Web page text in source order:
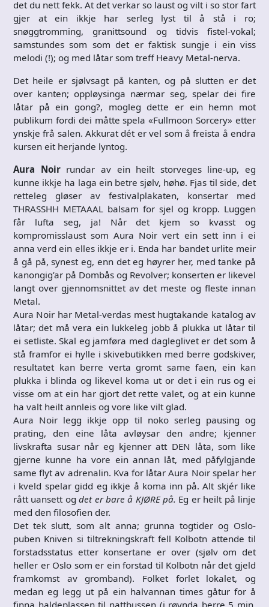
det du nett fekk. At det verkar so laust og vilt i so stor fart
gjer at ein ikkje har serleg lyst til å stå i ro;
snøggtromming, granittsound og tidvis fistel-vokal;
samstundes som som det er faktisk sungje i ein viss
melodi (!); og med låtar som treff Heavy Metal-nerva.
Det heile er sjølvsagt på kanten, og på slutten er det
over kanten; oppløysinga nærmar seg, spelar dei fire
låtar på ein gong?, mogleg dette er ein hemn mot
publikum fordi dei måtte spela «Fullmoon Sorcery» etter
ynskje frå salen. Akkurat dét er vel som å freista å endra
kursen eit herjande lyntog.
Aura Noirrundar av ein heilt storveges line-up, eg
kunne ikkje ha laga ein betre sjølv, høhø. Fjas til side, det
retteleg gløser av festivalplakaten, konsertar med
THRASSHH METAAAL balsam for sjel og kropp. Luggen
får lufta seg, ja! Når det kjem so kvasst og
kompromisslaust som Aura Noir vert ein sett inn i ei
anna verd ein elles ikkje er i. Enda har bandet urlite meir
å gå på, synest eg, enn det eg høyrer her, med tanke på
kanongig’ar på Dombås og Revolver; konserten er likevel
langt over gjennomsnittet av det meste og fleste innan
Metal.
Aura Noir har Metal-verdas mest hugtakande katalog av
låtar; det må vera ein lukkeleg jobb å plukka ut låtar til
ei setliste. Skal eg jamføra med dagleglivet er det som å
stå framfor ei hylle i skivebutikken med berre godskiver,
resultatet kan berre verta gromt same faen, ein kan
plukka i blinda og likevel koma ut or det i ein rus og ei
visse om at ein har gjort det rette valet, og at ein kunne
ha valt heilt annleis og vore like vilt glad.
Aura Noir legg ikkje opp til noko serleg pausing og
prating, den eine låta avløysar den andre; kjenner
livskrafta susar når eg kjenner att DEN låta, som like
gjerne kunne ha vore ein annan låt, med påfylgjande
same flyt av adrenalin. Kva for låtar Aura Noir spelar her
i kveld spelar gidd eg ikkje å koma inn på. Alt skjér like
rått uansett ogdet er bare å KJØRE på. Eg er heilt på linje
med den filosofien der.
Det tek slutt, som alt anna; grunna togtider og Oslo-
puben Kniven si tiltrekningskraft fell Kolbotn attende til
forstadsstatus etter konsertane er over (sjølv om det
heller er Oslo som er ein forstad til Kolbotn når det gjeld
framkomst av gromband). Folket forlet lokalet, og
medan eg legg ut på ein halvannan times gåtur for å
finna haldeplassen til nattbussen (i røynda berre 5 min.